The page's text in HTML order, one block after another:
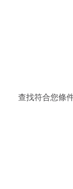
查找符合您條